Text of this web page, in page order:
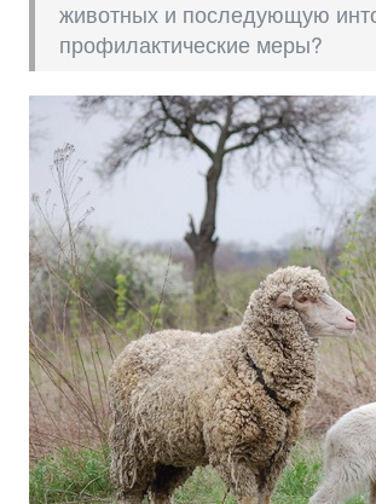
животных и последующую
профилактические меры?